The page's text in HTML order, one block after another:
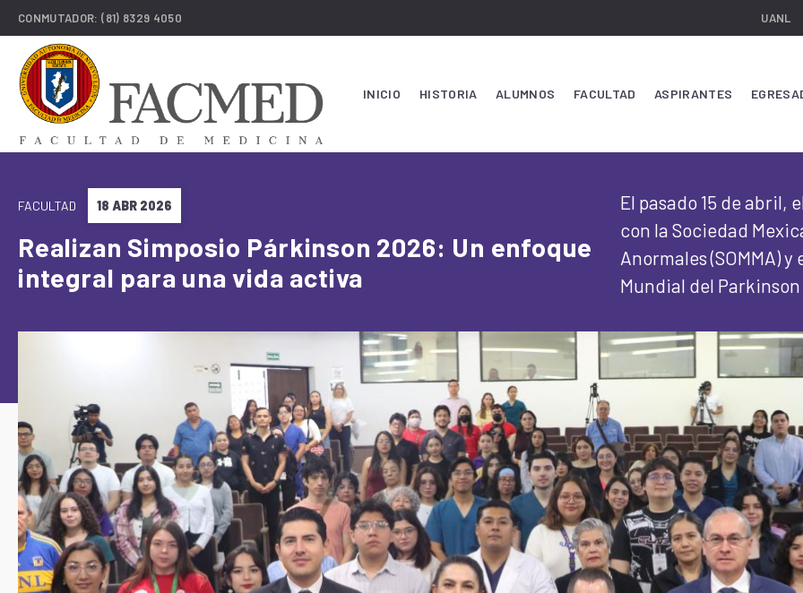
CONMUTADOR:(81) 8329 4050 UANL
INICIO HISTORIA ALUMNOS FACULTAD ASPIRANTES
FACULTAD 18 ABR 2026
Realizan Simposio Párkinson 2026: Un enfoque
integral para una vida activa
El pasado 15 de abril,
con la Sociedad
Anormales (SOMMA)
Mundial del Parkinson